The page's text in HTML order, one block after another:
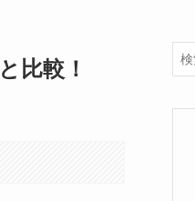
比較！